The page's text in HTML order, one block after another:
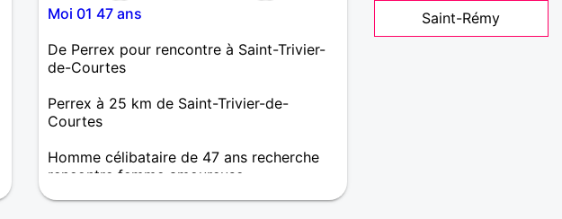
Moi 01 47 ans
De Perrex pour rencontre à Saint-Trivier-
de-Courtes
Perrex à 25 km de Saint-Trivier-de-
Courtes
Homme célibataire de 47 ans recherche
rencontre femme amoureuse
Bonjour je recherche une femme sincère à
Saint-Rémy